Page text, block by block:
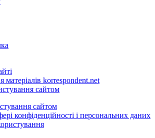
матеріалів korrespondent.net
сайтом
сайтом
конфіденційності і персональних даних